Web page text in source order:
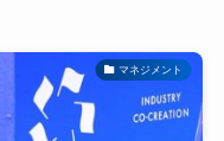
マネジメント